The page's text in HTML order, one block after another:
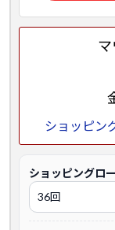
ショッピン
ショッピングロ